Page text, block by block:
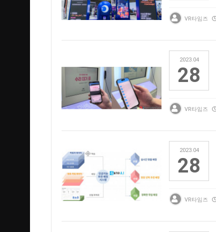
VR타임즈
2023.04
28
VR타임즈
2023.04
28
VR타임즈